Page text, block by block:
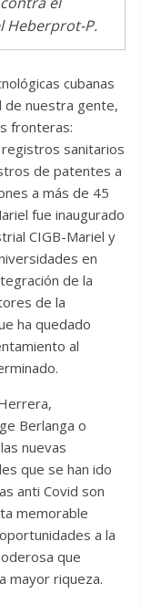
Heberprot-P.
cubanas
de nuestra gente,
fronteras:
registros sanitarios
de patentes a
a más de 45
fue inaugurado
CIGB-Mariel y
en
de la
de la
ha quedado
al
Berlanga o
nuevas
que se han ido
anti Covid son
memorable
a la
que
mayor riqueza.